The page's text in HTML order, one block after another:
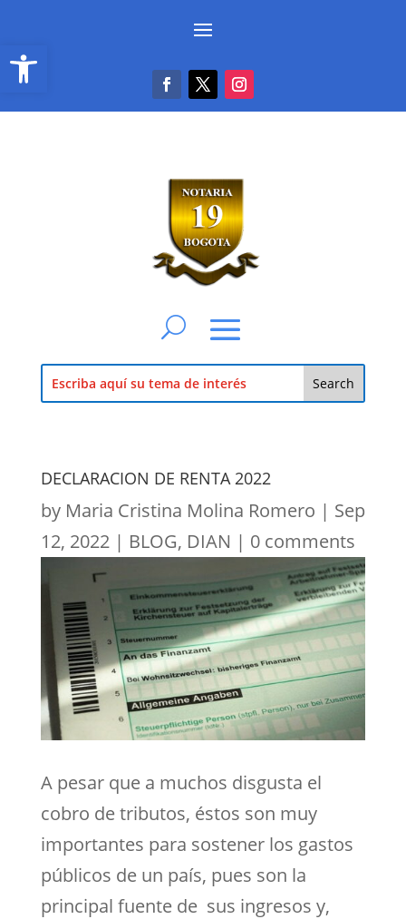
Abrir barra de herramientas
DECLARACION DE RENTA 2022
by Maria Cristina Molina Romero | Sep
12, 2022| BLOG, DIAN | 0 comments
A pesar que a muchos disgusta el
cobro de tributos, éstos son muy
importantes para sostener los gastos
públicos de un país, pues son la
principal fuente de sus ingresos y,